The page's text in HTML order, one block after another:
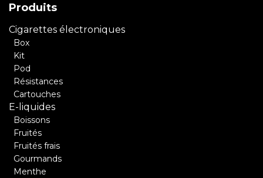
Produits
Cigarettes électroniques
Box
Kit
Pod
Résistances
Cartouches
E-liquides
Boissons
Fruités
Fruités frais
Gourmands
Menthe